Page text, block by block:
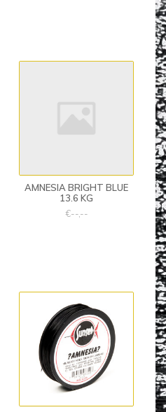
AMNESIA BRIGHT BLUE
13.6 KG
€--,--